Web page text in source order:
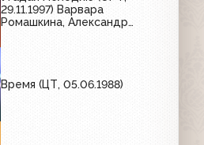
29.11.1997) Варвара
Ромашкина, Александр
Время (ЦТ, 05.06.1988)